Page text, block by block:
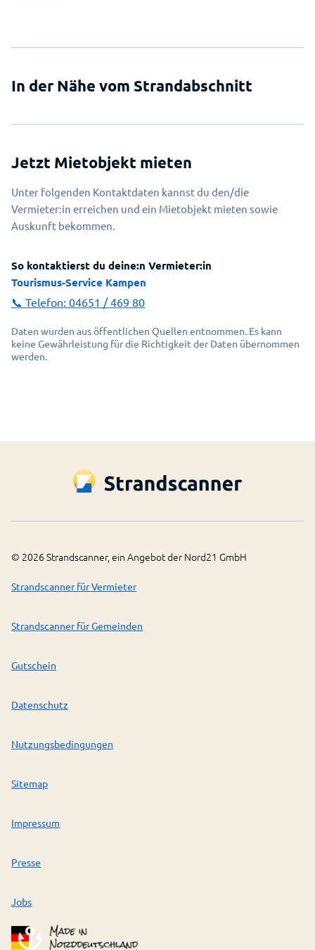
In der Nähe vom Strandabschnitt
Jetzt Mietobjekt mieten
Unter folgenden Kontaktdaten kannst du den/die
Vermieter:in erreichen und ein Mietobjekt mieten sowie
Auskunft bekommen.
So kontaktierst du deine:n Vermieter:in
Tourismus-Service Kampen
📞 Telefon: 04651 / 469 80
Daten wurden aus öffentlichen Quellen entnommen. Es kann
keine Gewährleistung für die Richtigkeit der Daten übernommen
werden.
© 2026 Strandscanner, ein Angebot der Nord21 GmbH
Strandscanner für Vermieter
Strandscanner für Gemeinden
Gutschein
Datenschutz
Nutzungsbedingungen
Sitemap
Impressum
Presse
Jobs